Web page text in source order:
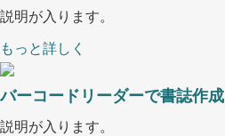
説明が入ります。
もっと詳しく
バーコードリーダーで書誌作成
説明が入ります。